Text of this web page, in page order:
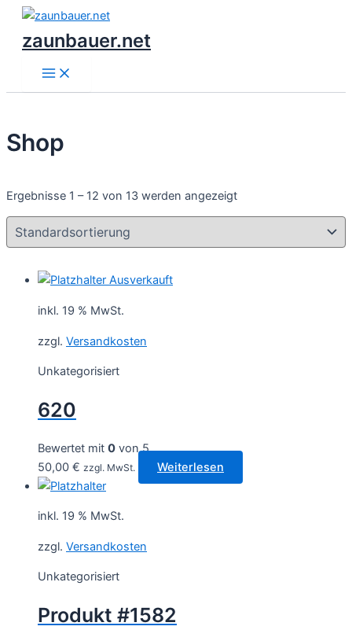
Zum
springen
zaunbauer.net
Menu
Shop
Ergebnisse 1 – 12 von 13 werden angezeigt
Ausverkauft
inkl. 19 % MwSt.
zzgl. Versandkosten
Unkategorisiert
620
Bewertet mit 0 von 5
50,00 € zzgl. MwSt. Weiterlesen
inkl. 19 % MwSt.
zzgl. Versandkosten
Unkategorisiert
Produkt #1582